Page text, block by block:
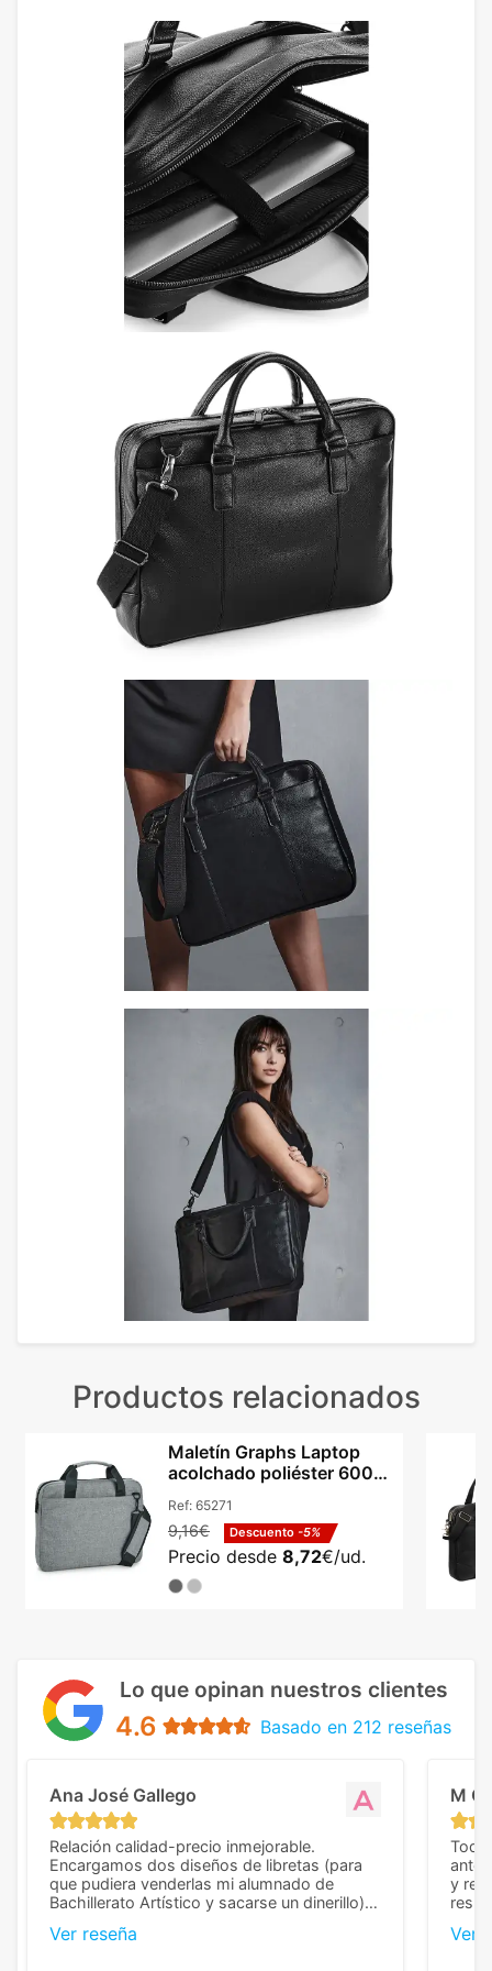
Productos relacionados
Maletín Graphs Laptop
acolchado poliéster 600D
Ref: 65271
9,16€ Descuento -5%
Precio desde 8,72€/ud.
Lo que opinan nuestros clientes
4.6 Basado en 212 reseñas
Ana José Gallego
Relación calidad-precio inmejorable.
Encargamos dos diseños de libretas (para
que pudiera venderlas mi alumnado de
Bachillerato Artístico y sacarse un dinerillo) y
diferencia, con libretas de muy buena calidad
Ver reseña
M C
Todo
y
Ver